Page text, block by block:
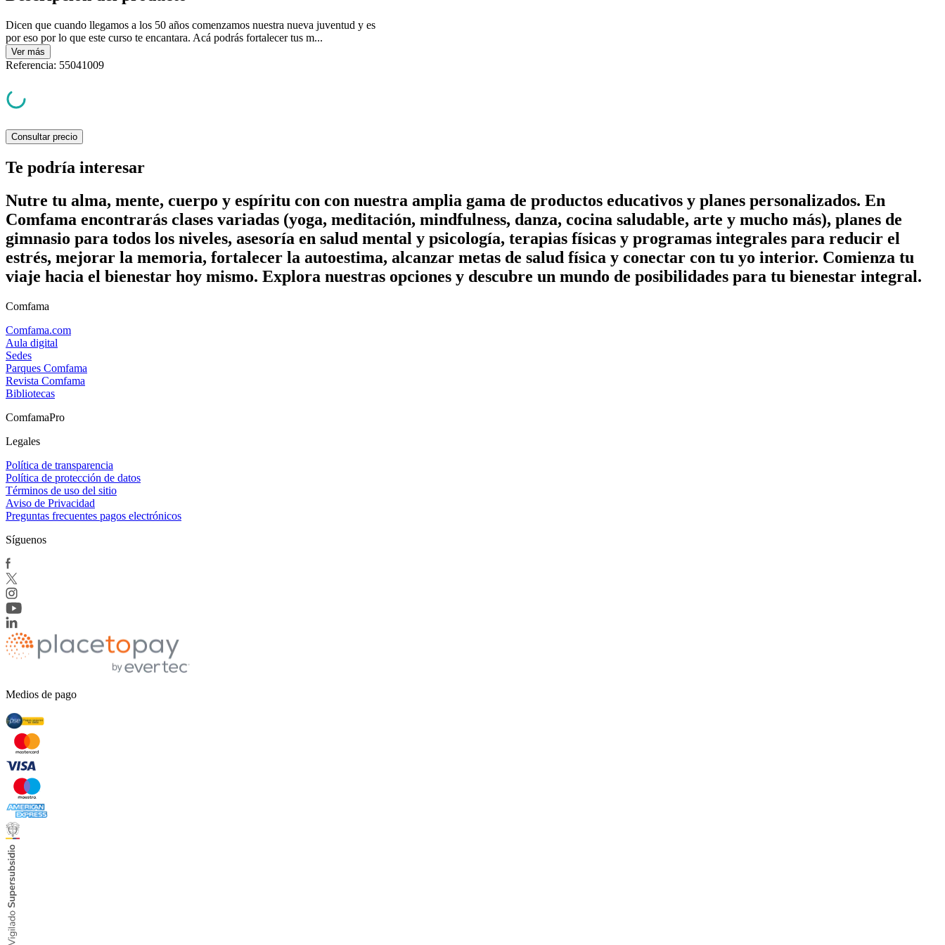
Dicen que cuando llegamos a los 50 años comenzamos nuestra nueva juventud y es
por eso por lo que este curso te encantara. Acá podrás fortalecer tus m...
Ver más
Referencia: 55041009
Consultar precio
Te podría interesar
Nutre tu alma, mente, cuerpo y espíritu con con nuestra amplia gama de productos educativos y planes personalizados. En
Comfama encontrarás clases variadas (yoga, meditación, mindfulness, danza, cocina saludable, arte y mucho más), planes de
gimnasio para todos los niveles, asesoría en salud mental y psicología, terapias físicas y programas integrales para reducir el
estrés, mejorar la memoria, fortalecer la autoestima, alcanzar metas de salud física y conectar con tu yo interior. Comienza tu
viaje hacia el bienestar hoy mismo. Explora nuestras opciones y descubre un mundo de posibilidades para tu bienestar integral.
Comfama
Comfama.com
Aula digital
Sedes
Parques Comfama
Revista Comfama
Bibliotecas
ComfamaPro
Legales
Política de transparencia
Política de protección de datos
Términos de uso del sitio
Aviso de Privacidad
Preguntas frecuentes pagos electrónicos
Síguenos
Medios de pago